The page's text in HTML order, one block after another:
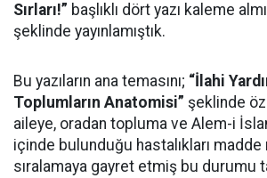
Sırları!” başlıklı dört yazı kaleme
şeklinde yayınlamıştık.
Bu yazıların ana temasını; “İlahi
Toplumların Anatomisi” şeklinde
aileye, oradan topluma ve Alem-i
içinde bulunduğu hastalıkları madde
sıralamaya gayret etmiş bu durumu